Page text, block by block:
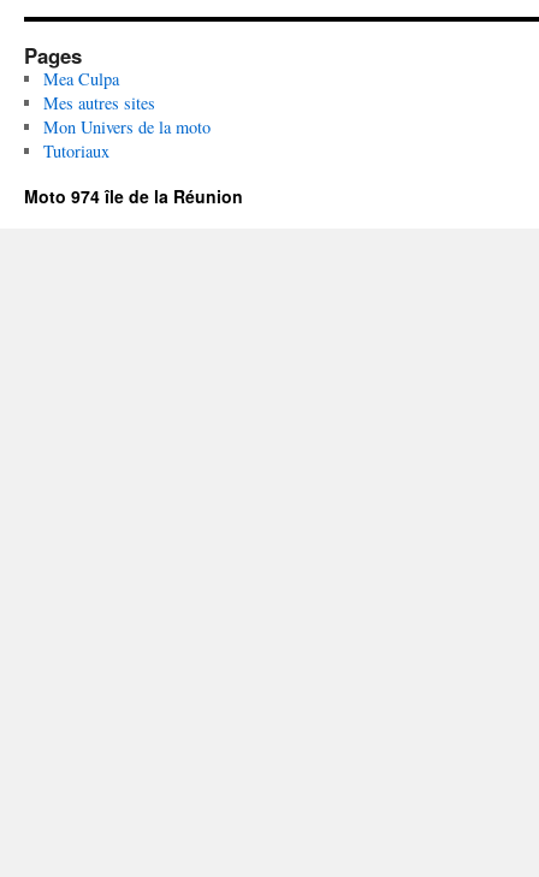
Pages
Mea Culpa
Mes autres sites
Mon Univers de la moto
Tutoriaux
Moto 974 île de la Réunion